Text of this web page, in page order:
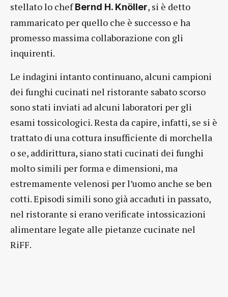
stellato lo chefBernd H. Knöller, si è detto
rammaricato per quello che è successo e ha
promesso massima collaborazione con gli
inquirenti.
Le indagini intanto continuano, alcuni campioni
dei funghi cucinati nel ristorante sabato scorso
sono stati inviati ad alcuni laboratori per gli
esami tossicologici. Resta da capire, infatti, se si è
trattato di una cottura insufficiente di morchella
o se, addirittura, siano stati cucinati dei funghi
molto simili per forma e dimensioni, ma
estremamente velenosi per l’uomo anche se ben
cotti. Episodi simili sono già accaduti in passato,
nel ristorante si erano verificate intossicazioni
alimentare legate alle pietanze cucinate nel
RiFF.